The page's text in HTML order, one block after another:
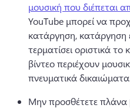
μουσική που διέπεται
YouTube μπορεί να
κατάργηση, κατάργηση
τερματίσει οριστικά
βίντεο περιέχουν
πνευματικά
Μην προσθέτετε πλάνα